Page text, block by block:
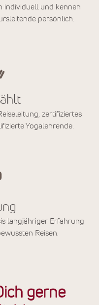
individuell und kennen
persönlich.
zertifiziertes
Yogalehrende.
langjähriger Erfahrung
Reisen.
gerne